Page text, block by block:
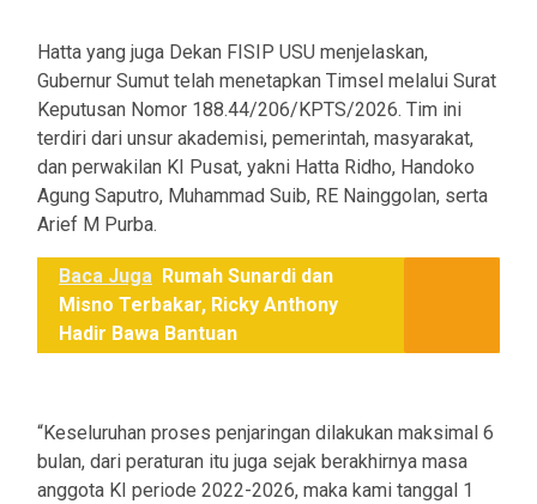
Hatta yang juga Dekan FISIP USU menjelaskan,
Gubernur Sumut telah menetapkan Timsel melalui Surat
Keputusan Nomor 188.44/206/KPTS/2026. Tim ini
terdiri dari unsur akademisi, pemerintah, masyarakat,
dan perwakilan KI Pusat, yakni Hatta Ridho, Handoko
Agung Saputro, Muhammad Suib, RE Nainggolan, serta
Arief M Purba.
Baca Juga Rumah Sunardi dan
Misno Terbakar, Ricky Anthony
Hadir Bawa Bantuan
“Keseluruhan proses penjaringan dilakukan maksimal 6
bulan, dari peraturan itu juga sejak berakhirnya masa
anggota KI periode 2022-2026, maka kami tanggal 1